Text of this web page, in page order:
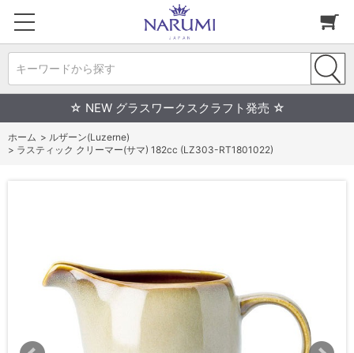
キーワードから探す
☆ NEW グラスワークスクラフト発売 ☆
ホーム > ルザーン(Luzerne)
> ラスティック クリーマー(サマ) 182cc (LZ303-RT1801022)